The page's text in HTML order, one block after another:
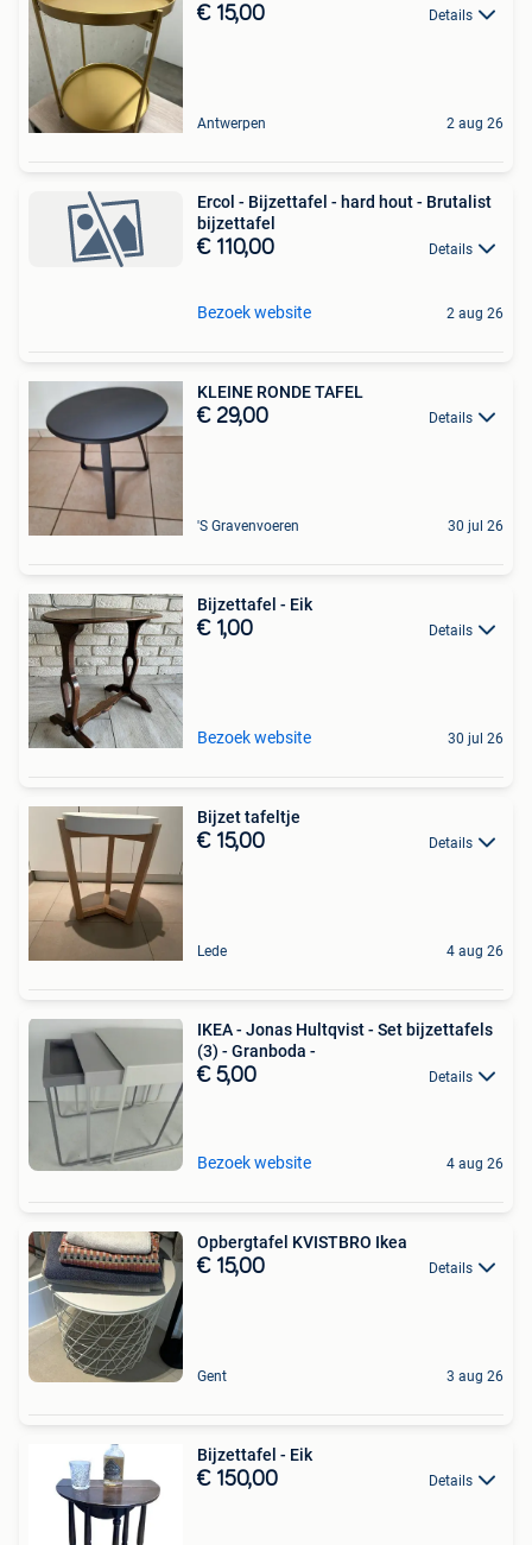
€ 15,00 Details
Antwerpen 2 aug 26
Ercol - Bijzettafel - hard hout - Brutalist
bijzettafel
€ 110,00 Details
Bezoek website 2 aug 26
KLEINE RONDE TAFEL
€ 29,00 Details
'S Gravenvoeren 30 jul 26
Bijzettafel - Eik
€ 1,00 Details
Bezoek website 30 jul 26
Bijzet tafeltje
€ 15,00 Details
Lede 4 aug 26
IKEA - Jonas Hultqvist - Set bijzettafels
(3) - Granboda -
€ 5,00 Details
Bezoek website 4 aug 26
Opbergtafel KVISTBRO Ikea
€ 15,00 Details
Gent 3 aug 26
Bijzettafel - Eik
€ 150,00 Details